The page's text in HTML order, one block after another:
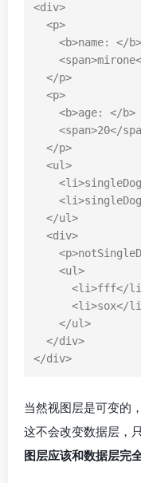
<div>
<p>
<b>name: </b>
<span>mirone
</p>
<p>
<b>age: </b>
<span>20</
</p>
<ul>
<li>
<li>
</ul>
<div>
<p>
<ul>
<li>fff</li
<li>sox</li
</ul>
</div>
</div>
当然视图层是可变的
这不会改变数据层，
图层应该和数据层完